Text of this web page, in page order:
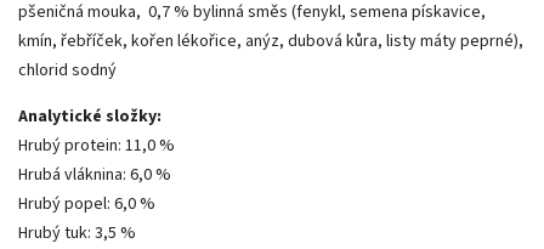
pšeničná mouka, 0,7 % bylinná směs (fenykl, semena pískavice,
kmín, řebříček, kořen lékořice, anýz, dubová kůra, listy máty peprné),
chlorid sodný
Analytické složky:
Hrubý protein: 11,0 %
Hrubá vláknina: 6,0 %
Hrubý popel: 6,0 %
Hrubý tuk: 3,5 %